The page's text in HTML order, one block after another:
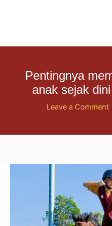
Pentingnya
anak sejak
Leave a Comment